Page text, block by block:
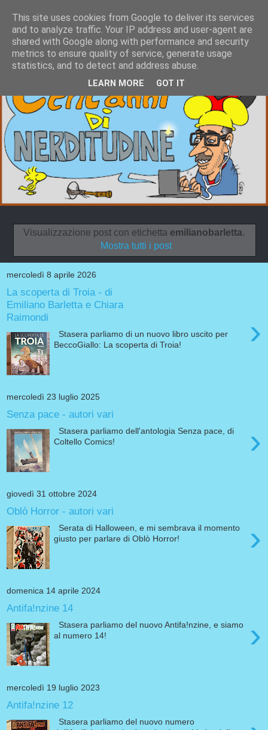
Visualizzazione post con etichetta emilianobarletta.
Mostra tutti i post
mercoledì 8 aprile 2026
La scoperta di Troia - di
Emiliano Barletta e Chiara
Raimondi
›
Stasera parliamo di un nuovo libro uscito per
BeccoGiallo: La scoperta di Troia!
mercoledì 23 luglio 2025
Senza pace - autori vari
›
Stasera parliamo dell'antologia Senza pace, di
Coltello Comics!
giovedì 31 ottobre 2024
Oblò Horror - autori vari
›
Serata di Halloween, e mi sembrava il momento
giusto per parlare di Oblò Horror!
domenica 14 aprile 2024
Antifa!nzine 14
›
Stasera parliamo del nuovo Antifa!nzine, e siamo
al numero 14!
mercoledì 19 luglio 2023
Antifa!nzine 12
Stasera parliamo del nuovo numero
This site uses cookies from Google to deliver its services
and to analyze traffic. Your IP address and user-agent are
shared with Google along with performance and security
metrics to ensure quality of service, generate usage
statistics, and to detect and address abuse.
LEARN MORE GOT IT